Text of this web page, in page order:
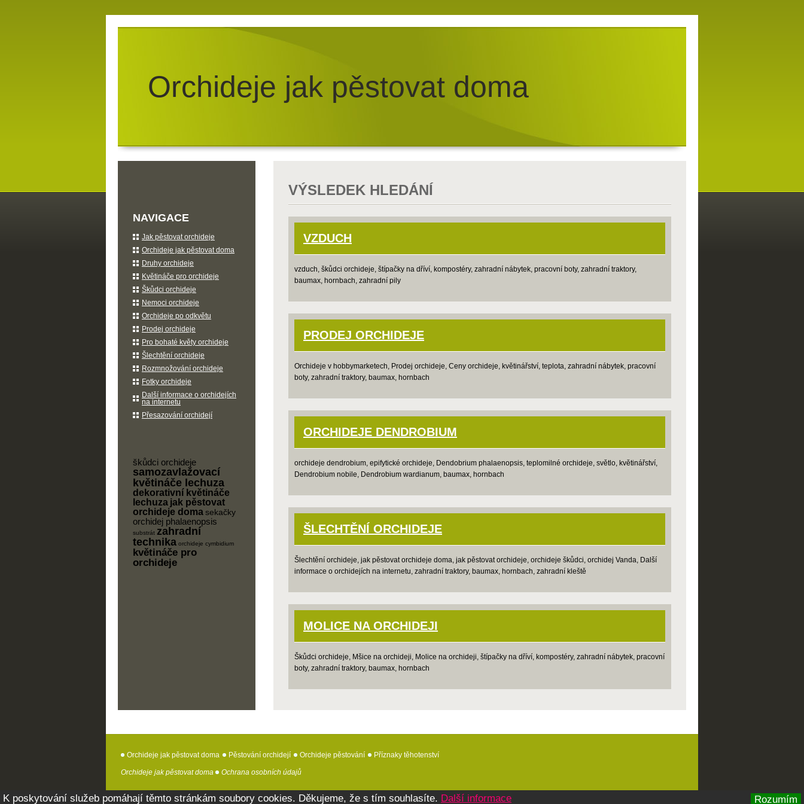
Orchideje jak pěstovat doma
VÝSLEDEK HLEDÁNÍ
VZDUCH
vzduch, škůdci orchideje, štípačky na dříví, kompostéry, zahradní nábytek, pracovní boty, zahradní traktory,
baumax, hornbach, zahradní pily
PRODEJ ORCHIDEJE
Orchideje v hobbymarketech, Prodej orchideje, Ceny orchideje, květinářství, teplota, zahradní nábytek, pracovní
boty, zahradní traktory, baumax, hornbach
ORCHIDEJE DENDROBIUM
orchideje dendrobium, epifytické orchideje, Dendobrium phalaenopsis, teplomilné orchideje, světlo, květinářství,
Dendrobium nobile, Dendrobium wardianum, baumax, hornbach
ŠLECHTĚNÍ ORCHIDEJE
Šlechtění orchideje, jak pěstovat orchideje doma, jak pěstovat orchideje, orchideje škůdci, orchidej Vanda, Další
informace o orchidejích na internetu, zahradní traktory, baumax, hornbach, zahradní kleště
MOLICE NA ORCHIDEJI
Škůdci orchideje, Mšice na orchideji, Molice na orchideji, štípačky na dříví, kompostéry, zahradní nábytek, pracovní
boty, zahradní traktory, baumax, hornbach
NAVIGACE
Jak pěstovat orchideje
Orchideje jak pěstovat doma
Druhy orchideje
Květináče pro orchideje
Škůdci orchideje
Nemoci orchideje
Orchideje po odkvětu
Prodej orchideje
Pro bohaté květy orchideje
Šlechtění orchideje
Rozmnožování orchideje
Fotky orchideje
Další informace o orchidejích
na internetu
Přesazování orchidejí
škůdci orchideje
samozavlažovací
květináče lechuza
dekorativní květináče
lechuza jak pěstovat
orchideje domasekačky
orchidej phalaenopsis
substrát zahradní
technika orchideje cymbidium
květináče pro
orchideje
Orchideje jak pěstovat doma Pěstování orchidejí Orchideje pěstování Příznaky těhotenství
Orchideje jak pěstovat doma Ochrana osobních údajů
K poskytování služeb pomáhají těmto stránkám soubory cookies. Děkujeme, že s tím souhlasíte. Rozumím
Další informace